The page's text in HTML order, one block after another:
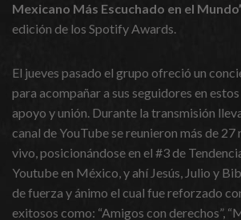
Mexicano Más Escuchado en el
edición de los Spotify Awards.
El jueves pasado el grupo ofreció un
para acompañar a sus seguidores en
apoyo y unión. Durante la transmisión
canal de YouTube se reunieron más de 27
vivo, posicionándose en el #3 de
Youtube en México, y ahí Jesús, Julio y
de fuerza y ánimo el cual fue reforzado
exitosos como: “Amigos con derechos”,